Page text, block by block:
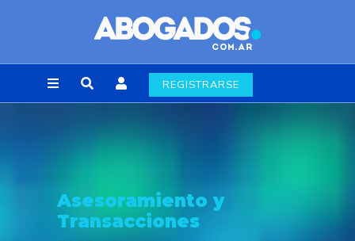
REGISTRARSE
Asesoramiento y
Transacciones